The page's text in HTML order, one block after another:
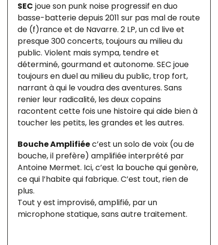
SEC joue son punk noise progressif en duo
basse-batterie depuis 2011 sur pas mal de route
de (f)rance et de Navarre. 2 LP, un cd live et
presque 300 concerts, toujours au milieu du
public. Violent mais sympa, tendre et
déterminé, gourmand et autonome. SEC joue
toujours en duel au milieu du public, trop fort,
narrant à qui le voudra des aventures. Sans
renier leur radicalité, les deux copains
racontent cette fois une histoire qui aide bien à
toucher les petits, les grandes et les autres.
Bouche Amplifiéec’est un solo de voix (ou de
bouche, il prefère) amplifiée interprété par
Antoine Mermet. Ici, c’est la bouche qui genère,
ce qui l’habite qui fabrique. C’est tout, rien de
plus.
Tout y est improvisé, amplifié, par un
microphone statique, sans autre traitement.